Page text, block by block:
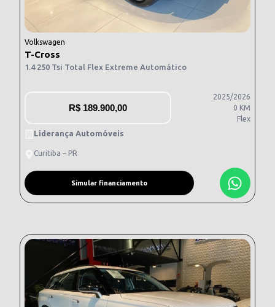
Volkswagen
T-Cross
1.4 250 Tsi Total Flex Extreme Automático
R$ 189.900,00
2025/2026
0 KM
Flex
Liderança Automóveis
Curitiba – PR
Simular financiamento